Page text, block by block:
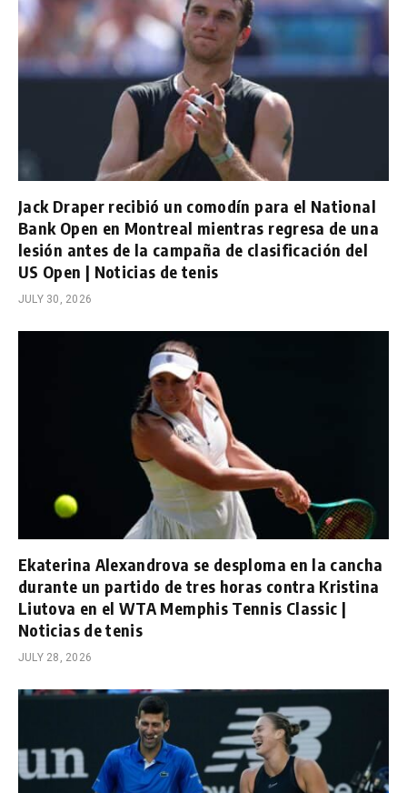
Jack Draper recibió un comodín para el National
Bank Open en Montreal mientras regresa de una
lesión antes de la campaña de clasificación del
US Open | Noticias de tenis
JULY 30, 2026
Ekaterina Alexandrova se desploma en la cancha
durante un partido de tres horas contra Kristina
Liutova en el WTA Memphis Tennis Classic |
Noticias de tenis
JULY 28, 2026